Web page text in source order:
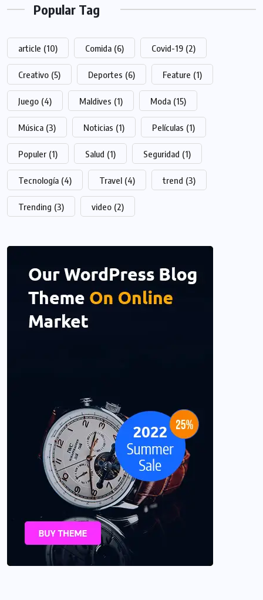
Popular Tag
article (10) Comida (6) Covid-19 (2)
Creativo (5) Deportes (6) Feature (1)
Juego (4) Maldives (1) Moda (15)
Música (3) Noticias (1) Películas (1)
Populer (1) Salud (1) Seguridad (1)
Tecnología (4) Travel (4) trend (3)
Trending (3) video (2)